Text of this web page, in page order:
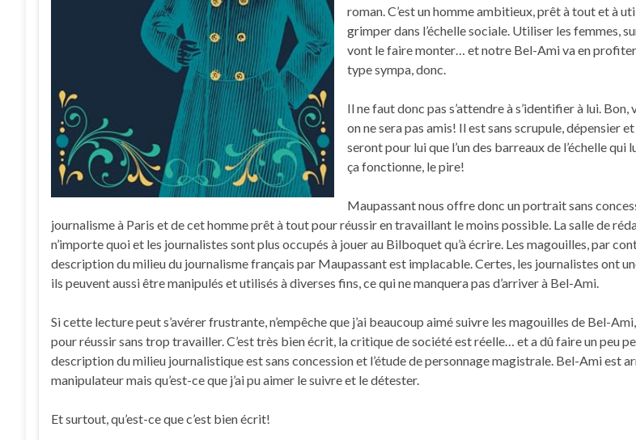
roman. C’est un homme ambitieux, prêt à tout et à
grimper dans l’échelle sociale. Utiliser les femmes,
vont le faire monter… et notre Bel-Ami va en profiter
type sympa, donc.
Il ne faut donc pas s’attendre à s’identifier à lui.
on ne sera pas amis! Il est sans scrupule, dépensier
seront pour lui que l’un des barreaux de l’échelle qui
ça fonctionne, le pire!
Maupassant nous offre donc un portrait sans
journalisme à Paris et de cet homme prêt à tout pour réussir en travaillant le moins possible. La salle de
n’importe quoi et les journalistes sont plus occupés à jouer au Bilboquet qu’à écrire. Les magouilles, par
description du milieu du journalisme français par Maupassant est implacable. Certes, les journalistes ont
ils peuvent aussi être manipulés et utilisés à diverses fins, ce qui ne manquera pas d’arriver à Bel-Ami.
Si cette lecture peut s’avérer frustrante, n’empêche que j’ai beaucoup aimé suivre les magouilles de Bel-
pour réussir sans trop travailler. C’est très bien écrit, la critique de société est réelle… et a dû faire un peu
description du milieu journalistique est sans concession et l’étude de personnage magistrale. Bel-Ami est
manipulateur mais qu’est-ce que j’ai pu aimer le suivre et le détester.
Et surtout, qu’est-ce que c’est bien écrit!